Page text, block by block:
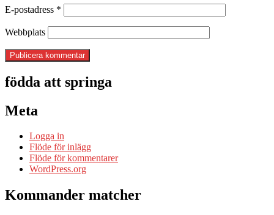
E-postadress *
Webbplats
födda att springa
Meta
Logga in
Flöde för inlägg
Flöde för kommentarer
WordPress.org
Kommander matcher